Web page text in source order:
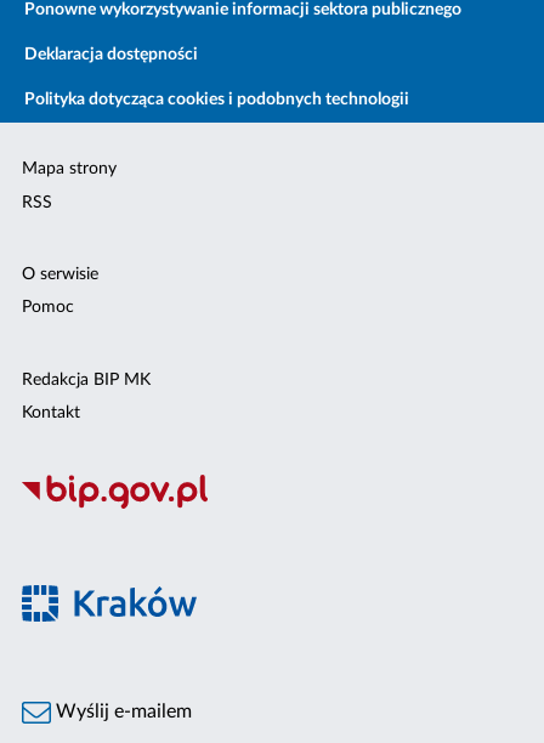
Ponowne wykorzystywanie informacji sektora publicznego
Deklaracja dostępności
Polityka dotycząca cookies i podobnych technologii
Mapa strony
RSS
O serwisie
Pomoc
Redakcja BIP MK
Kontakt
Wyślij e-mailem